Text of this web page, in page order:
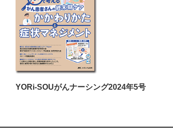
YORi-SOUがんナーシング2024年5号